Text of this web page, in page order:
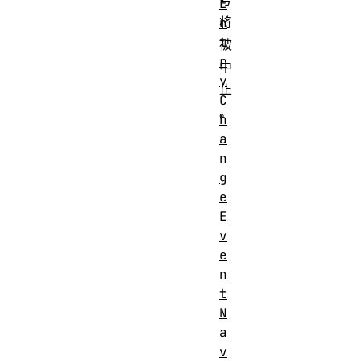
将
被
中
止
。
n
t
r
y
C
h
a
n
g
e
E
v
e
n
t
N
a
v